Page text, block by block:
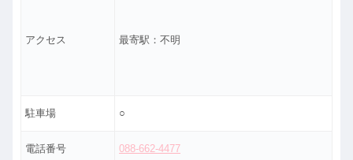
アクセス 最寄駅：不明
駐車場 ○
電話番号 088-662-4477